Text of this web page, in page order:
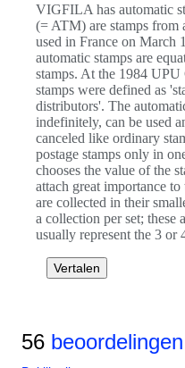
VIGFILA has automatic
(= ATM) are stamps from
used in France on March
automatic stamps are
stamps. At the 1984
stamps were defined as
distributors'. The
indefinitely, can be used
canceled like ordinary
postage stamps only in
chooses the value of the
attach great importance
are collected in their
a collection per set; these
usually represent the 3 or
Vertalen
56 beoordelingen